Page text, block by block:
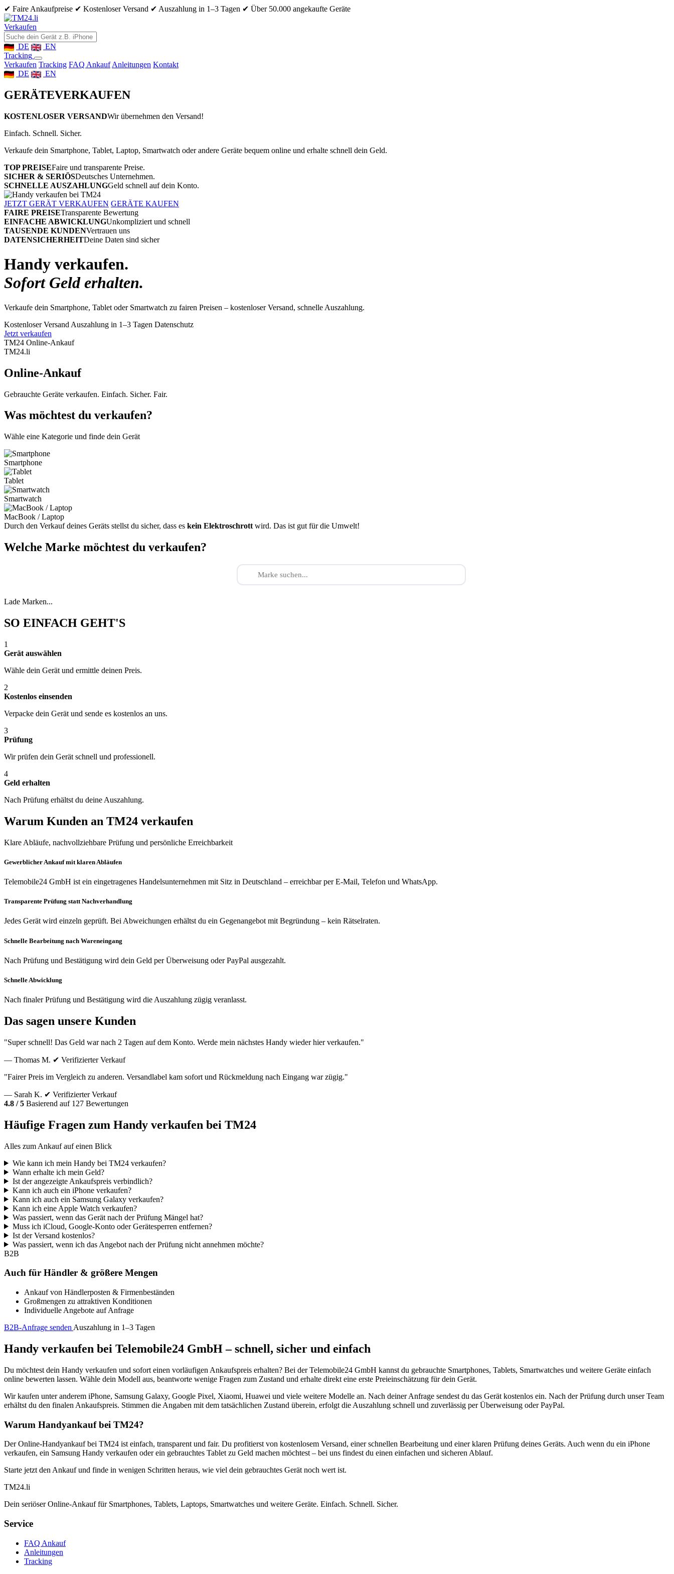
✔ Faire Ankaufpreise ✔ Kostenloser Versand ✔ Auszahlung in 1–3 Tagen ✔ Über 50.000 angekaufte Geräte
Verkaufen
DE
EN
Tracking
Verkaufen Tracking FAQ Ankauf Anleitungen Kontakt
DE
EN
GERÄTEVERKAUFEN
KOSTENLOSER VERSANDWir übernehmen den Versand!
Einfach. Schnell. Sicher.
Verkaufe dein Smartphone, Tablet, Laptop, Smartwatch oder andere Geräte bequem online und erhalte schnell dein Geld.
TOP PREISEFaire und transparente Preise.
SICHER & SERIÖSDeutsches Unternehmen.
SCHNELLE AUSZAHLUNGGeld schnell auf dein Konto.
JETZT GERÄT VERKAUFEN GERÄTE KAUFEN
FAIRE PREISETransparente Bewertung
EINFACHE ABWICKLUNGUnkompliziert und schnell
TAUSENDE KUNDENVertrauen uns
DATENSICHERHEITDeine Daten sind sicher
Handy verkaufen.
Sofort Geld erhalten.
Verkaufe dein Smartphone, Tablet oder Smartwatch zu fairen Preisen – kostenloser Versand, schnelle Auszahlung.
Kostenloser Versand Auszahlung in 1–3 Tagen Datenschutz
Jetzt verkaufen
TM24 Online-Ankauf
TM24.li
Online-Ankauf
Gebrauchte Geräte verkaufen. Einfach. Sicher. Fair.
Was möchtest du verkaufen?
Wähle eine Kategorie und finde dein Gerät
Smartphone
Tablet
Smartwatch
MacBook / Laptop
Durch den Verkauf deines Geräts stellst du sicher, dass es kein Elektroschrott wird. Das ist gut für die Umwelt!
Welche Marke möchtest du verkaufen?
Lade Marken...
SO EINFACH GEHT'S
1
Gerät auswählen
Wähle dein Gerät und ermittle deinen Preis.
2
Kostenlos einsenden
Verpacke dein Gerät und sende es kostenlos an uns.
3
Prüfung
Wir prüfen dein Gerät schnell und professionell.
4
Geld erhalten
Nach Prüfung erhältst du deine Auszahlung.
Warum Kunden an TM24 verkaufen
Klare Abläufe, nachvollziehbare Prüfung und persönliche Erreichbarkeit
Gewerblicher Ankauf mit klaren Abläufen
Telemobile24 GmbH ist ein eingetragenes Handelsunternehmen mit Sitz in Deutschland – erreichbar per E-Mail, Telefon und WhatsApp.
Transparente Prüfung statt Nachverhandlung
Jedes Gerät wird einzeln geprüft. Bei Abweichungen erhältst du ein Gegenangebot mit Begründung – kein Rätselraten.
Schnelle Bearbeitung nach Wareneingang
Nach Prüfung und Bestätigung wird dein Geld per Überweisung oder PayPal ausgezahlt.
Schnelle Abwicklung
Nach finaler Prüfung und Bestätigung wird die Auszahlung zügig veranlasst.
Das sagen unsere Kunden
"Super schnell! Das Geld war nach 2 Tagen auf dem Konto. Werde mein nächstes Handy wieder hier verkaufen."
— Thomas M. ✔ Verifizierter Verkauf
"Fairer Preis im Vergleich zu anderen. Versandlabel kam sofort und Rückmeldung nach Eingang war zügig."
— Sarah K. ✔ Verifizierter Verkauf
4.8 / 5 Basierend auf 127 Bewertungen
Häufige Fragen zum Handy verkaufen bei TM24
Alles zum Ankauf auf einen Blick
Wie kann ich mein Handy bei TM24 verkaufen?
Wann erhalte ich mein Geld?
Ist der angezeigte Ankaufspreis verbindlich?
Kann ich auch ein iPhone verkaufen?
Kann ich auch ein Samsung Galaxy verkaufen?
Kann ich eine Apple Watch verkaufen?
Was passiert, wenn das Gerät nach der Prüfung Mängel hat?
Muss ich iCloud, Google-Konto oder Gerätesperren entfernen?
Ist der Versand kostenlos?
Was passiert, wenn ich das Angebot nach der Prüfung nicht annehmen möchte?
B2B
Auch für Händler & größere Mengen
Ankauf von Händlerposten & Firmenbeständen
Großmengen zu attraktiven Konditionen
Individuelle Angebote auf Anfrage
B2B-Anfrage senden Auszahlung in 1–3 Tagen
Handy verkaufen bei Telemobile24 GmbH – schnell, sicher und einfach
Du möchtest dein Handy verkaufen und sofort einen vorläufigen Ankaufspreis erhalten? Bei der Telemobile24 GmbH kannst du gebrauchte Smartphones, Tablets, Smartwatches und weitere Geräte einfach
online bewerten lassen. Wähle dein Modell aus, beantworte wenige Fragen zum Zustand und erhalte direkt eine erste Preieinschätzung für dein Gerät.
Wir kaufen unter anderem iPhone, Samsung Galaxy, Google Pixel, Xiaomi, Huawei und viele weitere Modelle an. Nach deiner Anfrage sendest du das Gerät kostenlos ein. Nach der Prüfung durch unser Team
erhältst du den finalen Ankaufspreis. Stimmen die Angaben mit dem tatsächlichen Zustand überein, erfolgt die Auszahlung schnell und zuverlässig per Überweisung oder PayPal.
Warum Handyankauf bei TM24?
Der Online-Handyankauf bei TM24 ist einfach, transparent und fair. Du profitierst von kostenlosem Versand, einer schnellen Bearbeitung und einer klaren Prüfung deines Geräts. Auch wenn du ein iPhone
verkaufen, ein Samsung Handy verkaufen oder ein gebrauchtes Tablet zu Geld machen möchtest – bei uns findest du einen einfachen und sicheren Ablauf.
Starte jetzt den Ankauf und finde in wenigen Schritten heraus, wie viel dein gebrauchtes Gerät noch wert ist.
TM24.li
Dein seriöser Online-Ankauf für Smartphones, Tablets, Laptops, Smartwatches und weitere Geräte. Einfach. Schnell. Sicher.
Service
FAQ Ankauf
Anleitungen
Tracking